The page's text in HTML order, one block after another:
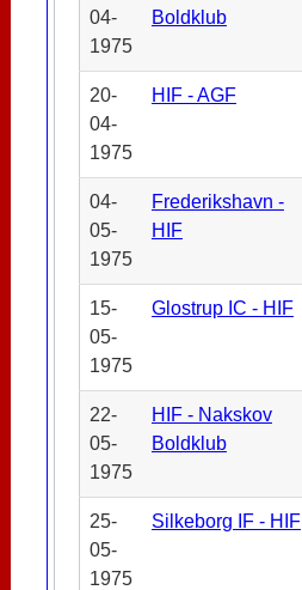
04-
1975
Boldklub
20-
04-
1975
HIF - AGF
04-
05-
1975
Frederikshavn -
HIF
15-
05-
1975
Glostrup IC - HIF
22-
05-
1975
HIF - Nakskov
Boldklub
25-
05-
1975
Silkeborg IF - HIF